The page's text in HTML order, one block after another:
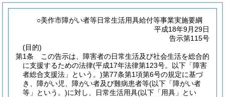
○美作市障がい者等日常生活用具給付等事業実施要綱
平成18年9月29日
告示第115号
(目的)
第1条
この告示は、障害者の日常生活及び社会生活を総合的
に支援するための法律(平成17年法律第123号。以下「障害
者総合支援法」という。)第77条第1項第6号の規定に基づ
き、障がい児、障がい者及び難病患者等(以下「障がい者
等」という。)に対し、日常生活用具(以下「用具」とい